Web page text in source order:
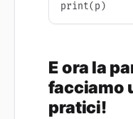
print(p)
E ora la
facciamo
pratici!